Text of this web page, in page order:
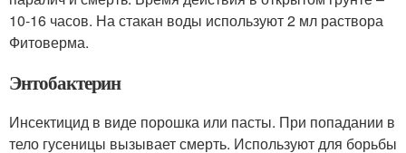
10-16 часов. На стакан воды используют 2 мл раствора
Фитоверма.
Энтобактерин
Инсектицид в виде порошка или пасты. При попадании в
тело гусеницы вызывает смерть. Используют для борьбы